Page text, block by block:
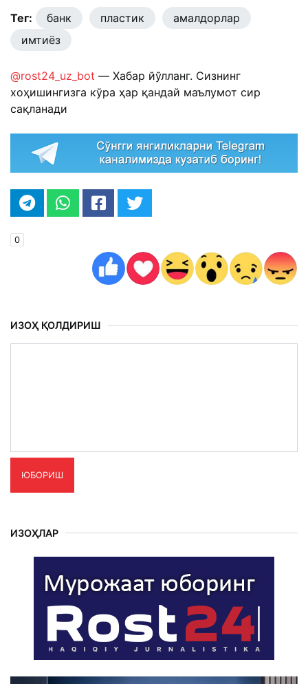
Тег: банк пластик
амалдорлар
имтиёз
@rost24_uz_bot — Хабар йўлланг. Сизнинг
хоҳишингизга кўра ҳар қандай маълумот сир
сақланади
0
ИЗОҲ ҚОЛДИРИШ
ЮБОРИШ
ИЗОҲЛАР